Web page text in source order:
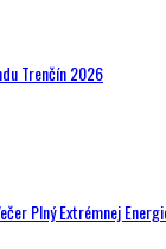
Trenčín 2026
Plný Extrémnej